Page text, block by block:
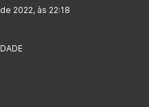
2022, às 22:18